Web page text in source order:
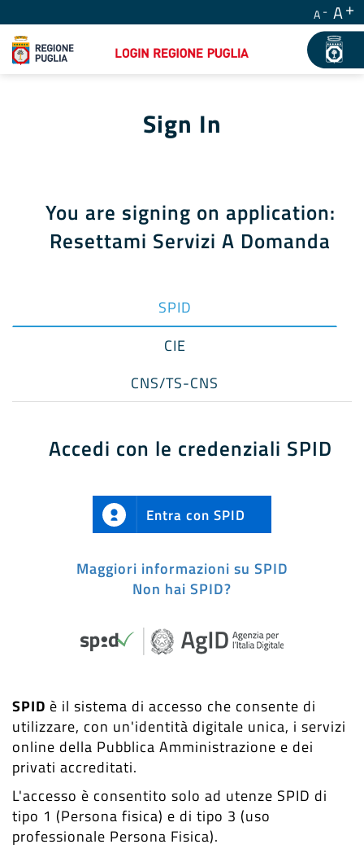
A A
Sign In
You are signing on application:
Resettami Servizi A Domanda
SPID
CIE
CNS/TS-CNS
Accedi con le credenziali SPID
Entra con SPID
Maggiori informazioni su SPID
Non hai SPID?
SPID è il sistema di accesso che consente di
utilizzare, con un'identità digitale unica, i servizi
online della Pubblica Amministrazione e dei
privati accreditati.
L'accesso è consentito solo ad utenze SPID di
tipo 1 (Persona fisica) e di tipo 3 (uso
professionale Persona Fisica).